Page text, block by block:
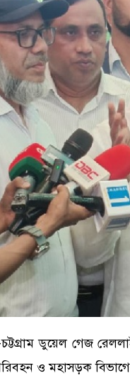
ডুয়েল গেজ
ও মহাসড়ক বিভাগের